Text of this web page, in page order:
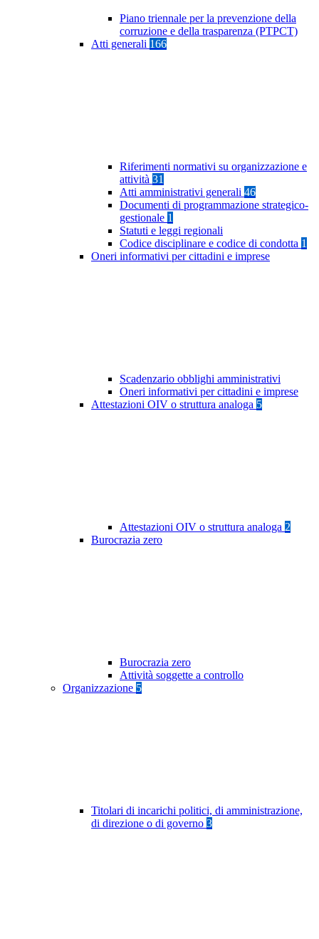
Piano triennale per la prevenzione della
corruzione e della trasparenza (PTPCT)
Atti generali 166
Riferimenti normativi su organizzazione e
attività 31
Atti amministrativi generali 46
Documenti di programmazione strategico-
gestionale 1
Statuti e leggi regionali
Codice disciplinare e codice di condotta 1
Oneri informativi per cittadini e imprese
Scadenzario obblighi amministrativi
Oneri informativi per cittadini e imprese
Attestazioni OIV o struttura analoga 5
Attestazioni OIV o struttura analoga 2
Burocrazia zero
Burocrazia zero
Attività soggette a controllo
Organizzazione 5
Titolari di incarichi politici, di amministrazione,
di direzione o di governo 3